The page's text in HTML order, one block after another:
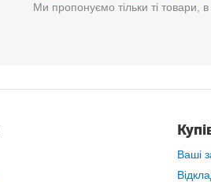
Ми пропонуємо тільки ті товари,
Ваші